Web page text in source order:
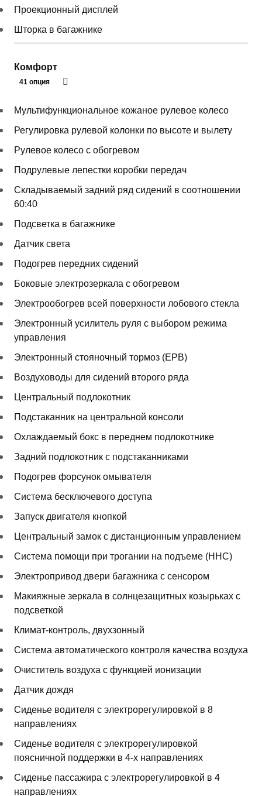
Проекционный дисплей
Шторка в багажнике
Комфорт
41 опция
Мультифункциональное кожаное рулевое колесо
Регулировка рулевой колонки по высоте и вылету
Рулевое колесо с обогревом
Подрулевые лепестки коробки передач
Складываемый задний ряд сидений в соотношении
60:40
Подсветка в багажнике
Датчик света
Подогрев передних сидений
Боковые электрозеркала с обогревом
Электрообогрев всей поверхности лобового стекла
Электронный усилитель руля с выбором режима
управления
Электронный стояночный тормоз (EPB)
Воздуховоды для сидений второго ряда
Центральный подлокотник
Подстаканник на центральной консоли
Охлаждаемый бокс в переднем подлокотнике
Задний подлокотник с подстаканниками
Подогрев форсунок омывателя
Система бесключевого доступа
Запуск двигателя кнопкой
Центральный замок с дистанционным управлением
Система помощи при трогании на подъеме (HHC)
Электропривод двери багажника с сенсором
Макияжные зеркала в солнцезащитных козырьках с
подсветкой
Климат-контроль, двухзонный
Система автоматического контроля качества воздуха
Очиститель воздуха с функцией ионизации
Датчик дождя
Сиденье водителя с электрорегулировкой в 8
направлениях
Сиденье водителя с электрорегулировкой
поясничной поддержки в 4-х направлениях
Сиденье пассажира с электрорегулировкой в 4
направлениях